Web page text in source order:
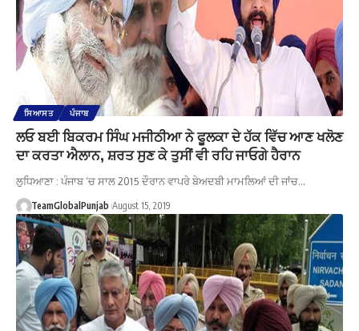
ਸਿਆਸਤ ਪੰਜਾਬ
ਲਓ ਬਈ ਬਿਕਰਮ ਸਿੰਘ ਮਜੀਠੀਆ ਨੇ ਫੂਲਕਾ ਦੇ ਹੱਕ ਵਿੱਚ ਆਣ ਖਲੋਣ
ਦਾ ਕਰਤਾ ਐਲਾਨ, ਸ਼ਰਤ ਸੁਣ ਕੇ ਤੁਸੀਂ ਵੀ ਰਹਿ ਜਾਓਗੇ ਹੈਰਾਨ
ਲੁਧਿਆਣਾ : ਪੰਜਾਬ ‘ਚ ਸਾਲ 2015 ਦੌਰਾਨ ਵਾਪਰੇ ਬੇਅਦਬੀ ਮਾਮਲਿਆਂ ਦੀ ਜਾਂਚ…
TeamGlobalPunjab August 15, 2019